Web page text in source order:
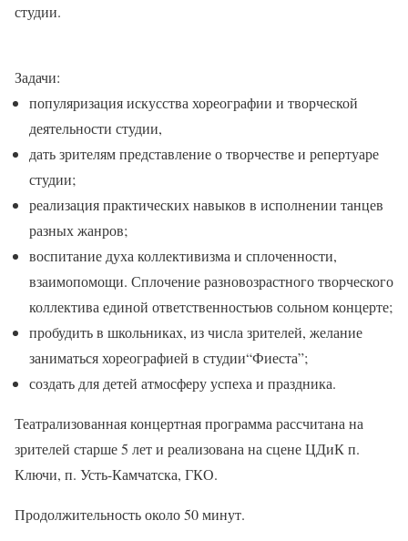
студии.
Задачи:
популяризация искусства хореографии и творческой
деятельности студии,
дать зрителям представление о творчестве и репертуаре
студии;
реализация практических навыков в исполнении танцев
разных жанров;
воспитание духа коллективизма и сплоченности,
взаимопомощи. Сплочение разновозрастного творческого
коллектива единой ответственностьюв сольном концерте;
пробудить в школьниках, из числа зрителей, желание
заниматься хореографией в студии“Фиеста”;
создать для детей атмосферу успеха и праздника.
Театрализованная концертная программа рассчитана на
зрителей старше 5 лет и реализована на сцене ЦДиК п.
Ключи, п. Усть-Камчатска, ГКО.
Продолжительность около 50 минут.